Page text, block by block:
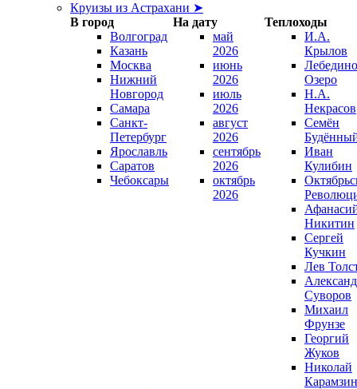
Круизы из Астрахани ➤
В город
На дату
Теплоходы
Волгоград
Казань
Москва
Нижний
Новгород
Самара
Санкт-
Петербург
Ярославль
Саратов
Чебоксары
май
2026
июнь
2026
июль
2026
август
2026
сентябрь
2026
октябрь
2026
И.А.
Крылов
Озеро
Н.А.
Некрасов
Семён
Иван
Кулибин
Никитин
Сергей
Кучкин
Лев
Суворов
Михаил
Фрунзе
Георгий
Жуков
Николай
Карамзин